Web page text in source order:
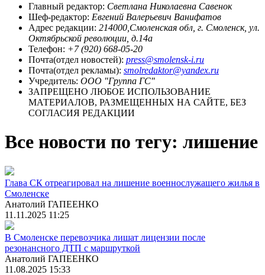
Главный редактор: Светлана Николаевна Савенок
Шеф-редактор: Евгений Валерьевич Ванифатов
Адрес редакции: 214000,Смоленская обл, г. Смоленск, ул.
Октябрьской революции, д.14а
Телефон: +7 (920) 668-05-20
Почта(отдел новостей): press@smolensk-i.ru
Почта(отдел рекламы): smolredaktor@yandex.ru
Учредитель: ООО "Группа ГС"
ЗАПРЕЩЕНО ЛЮБОЕ ИСПОЛЬЗОВАНИЕ
МАТЕРИАЛОВ, РАЗМЕЩЕННЫХ НА САЙТЕ, БЕЗ
СОГЛАСИЯ РЕДАКЦИИ
Все новости по тегу: лишение
Глава СК отреагировал на лишение военнослужащего жилья в
Смоленске
Анатолий ГАПЕЕНКО
11.11.2025 11:25
В Смоленске перевозчика лишат лицензии после
резонансного ДТП с маршруткой
Анатолий ГАПЕЕНКО
11.08.2025 15:33